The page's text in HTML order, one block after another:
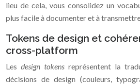
lieu de cela, vous consolidez un
plus facile à documenter et à
Tokens de design et
cross-platform
Les design tokens représentent la
décisions de design (couleurs,